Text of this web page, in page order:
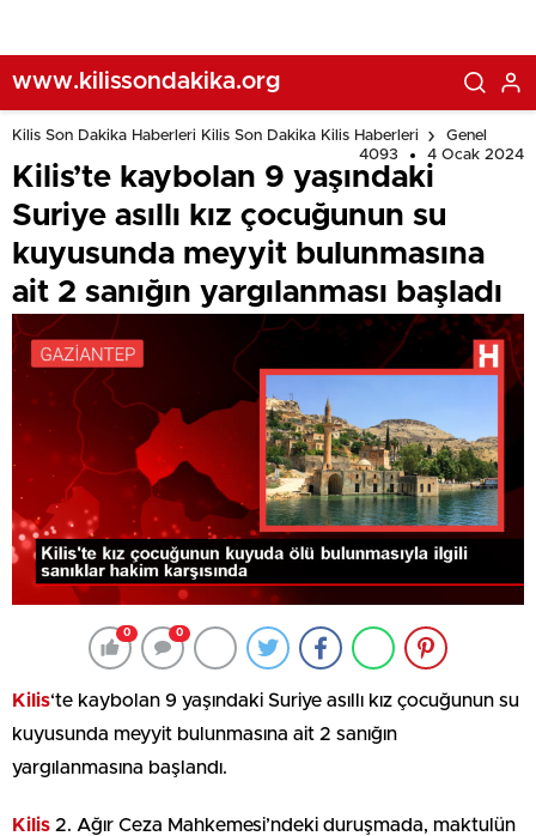
www.kilissondakika.org
Kilis Son Dakika Haberleri Kilis Son Dakika Kilis Haberleri
Genel
4093
4 Ocak 2024
Kilis’te kaybolan 9 yaşındaki
Suriye asıllı kız çocuğunun su
kuyusunda meyyit bulunmasına
ait 2 sanığın yargılanması başladı
0 0
Kilis‘te kaybolan 9 yaşındaki Suriye asıllı kız çocuğunun su
kuyusunda meyyit bulunmasına ait 2 sanığın
yargılanmasına başlandı.
Kilis 2. Ağır Ceza Mahkemesi’ndeki duruşmada, maktulün